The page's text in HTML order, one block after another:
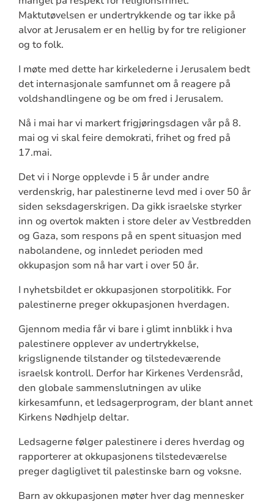
Maktutøvelsen er undertrykkende og tar ikke på
alvor at Jerusalem er en hellig by for tre religioner
og to folk.
I møte med dette har kirkelederne i Jerusalem bedt
det internasjonale samfunnet om å reagere på
voldshandlingene og be om fred i Jerusalem.
Nå i mai har vi markert frigjøringsdagen vår på 8.
mai og vi skal feire demokrati, frihet og fred på
17.mai.
Det vi i Norge opplevde i 5 år under andre
verdenskrig, har palestinerne levd med i over 50 år
siden seksdagerskrigen. Da gikk israelske styrker
inn og overtok makten i store deler av Vestbredden
og Gaza, som respons på en spent situasjon med
nabolandene, og innledet perioden med
okkupasjon som nå har vart i over 50 år.
I nyhetsbildet er okkupasjonen storpolitikk. For
palestinerne preger okkupasjonen hverdagen.
Gjennom media får vi bare i glimt innblikk i hva
palestinere opplever av undertrykkelse,
krigslignende tilstander og tilstedeværende
israelsk kontroll. Derfor har Kirkenes Verdensråd,
den globale sammenslutningen av ulike
kirkesamfunn, et ledsagerprogram, der blant annet
Kirkens Nødhjelp deltar.
Ledsagerne følger palestinere i deres hverdag og
rapporterer at okkupasjonens tilstedeværelse
preger dagliglivet til palestinske barn og voksne.
Barn av okkupasjonen møter hver dag mennesker